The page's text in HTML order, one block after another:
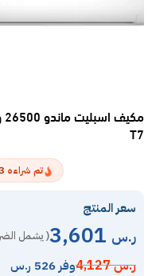
T7
تم شراءه
سعر المنتج
ر.س ( يشمل
ر.س4,127 وفر 526 ر.س